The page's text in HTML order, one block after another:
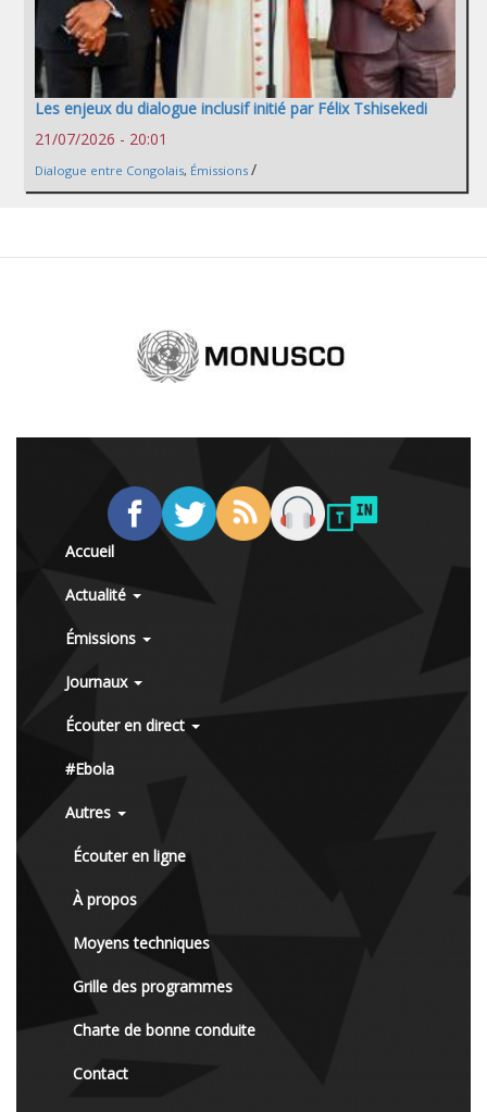
Les enjeux du dialogue inclusif initié par Félix Tshisekedi
21/07/2026 - 20:01
Dialogue entre Congolais, Émissions /
Accueil
Actualité
Émissions
Journaux
Écouter en direct
#Ebola
Autres
Écouter en ligne
À propos
Moyens techniques
Grille des programmes
Charte de bonne conduite
Contact